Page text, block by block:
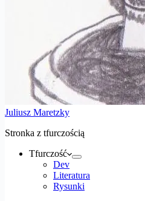
Juliusz Maretzky
Stronka z tfurczością
Tfurczość
Dev
Literatura
Rysunki